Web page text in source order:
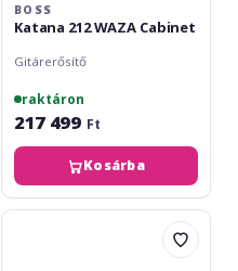
BOSS
Katana 212 WAZA Cabinet
Gitárerősítő
raktáron
217 499 Ft
Kosárba
Marshall